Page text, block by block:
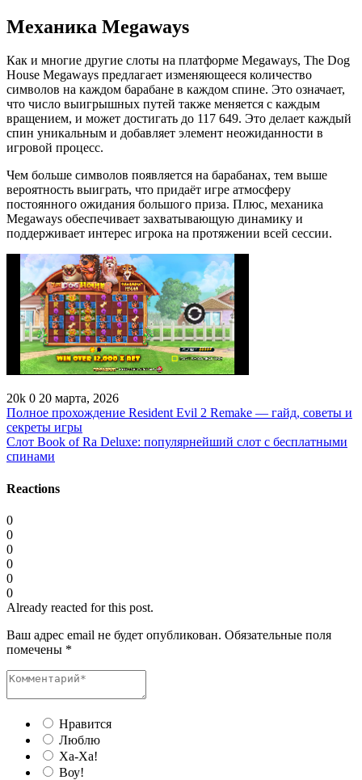
Механика Megaways
Как и многие другие слоты на платформе Megaways, The Dog
House Megaways предлагает изменяющееся количество
символов на каждом барабане в каждом спине. Это означает,
что число выигрышных путей также меняется с каждым
вращением, и может достигать до 117 649. Это делает каждый
спин уникальным и добавляет элемент неожиданности в
игровой процесс.
Чем больше символов появляется на барабанах, тем выше
вероятность выиграть, что придаёт игре атмосферу
постоянного ожидания большого приза. Плюс, механика
Megaways обеспечивает захватывающую динамику и
поддерживает интерес игрока на протяжении всей сессии.
20k 0 20 марта, 2026
Полное прохождение Resident Evil 2 Remake — гайд, советы и
секреты игры
Слот Book of Ra Deluxe: популярнейший слот с бесплатными
спинами
Reactions
0
0
0
0
0
0
Already reacted for this post.
Ваш адрес email не будет опубликован. Обязательные поля
помечены *
Нравится
Люблю
Ха-Ха!
Воу!